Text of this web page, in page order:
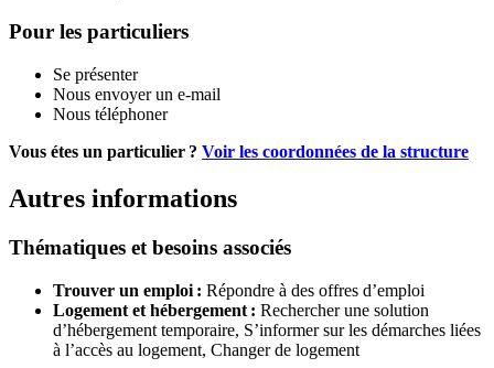
Pour les particuliers
Se présenter
Nous envoyer un e-mail
Nous téléphoner
Vous étes un particulier ? Voir les coordonnées de la structure
Autres informations
Thématiques et besoins associés
Trouver un emploi : Répondre à des offres d’emploi
Logement et hébergement : Rechercher une solution
d’hébergement temporaire, S’informer sur les démarches liées
à l’accès au logement, Changer de logement